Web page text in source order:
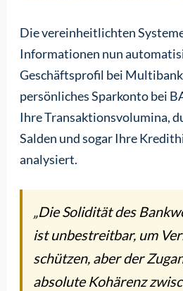
Die vereinheitlichten
Informationen nun
Geschäftsprofil bei
persönliches Sparkonto bei
Ihre Transaktionsvolumina,
Salden und sogar Ihre
analysiert.
„Die Solidität des
ist unbestreitbar, um
schützen, aber der
absolute Kohärenz